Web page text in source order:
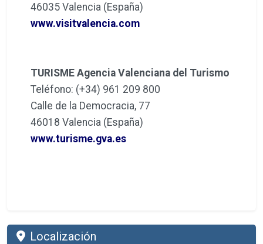
46035 Valencia (España)
www.visitvalencia.com
TURISME Agencia Valenciana del Turismo
Teléfono: (+34) 961 209 800
Calle de la Democracia, 77
46018 Valencia (España)
www.turisme.gva.es
Localización